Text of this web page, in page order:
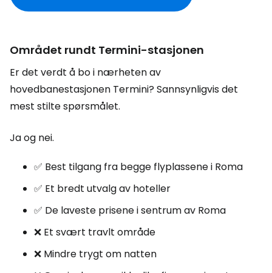
Området rundt Termini-stasjonen
Er det verdt å bo i nærheten av
hovedbanestasjonen Termini? Sannsynligvis det
mest stilte spørsmålet.
Ja og nei.
✅ Best tilgang fra begge flyplassene i Roma
✅ Et bredt utvalg av hoteller
✅ De laveste prisene i sentrum av Roma
❌ Et svært travlt område
❌ Mindre trygt om natten